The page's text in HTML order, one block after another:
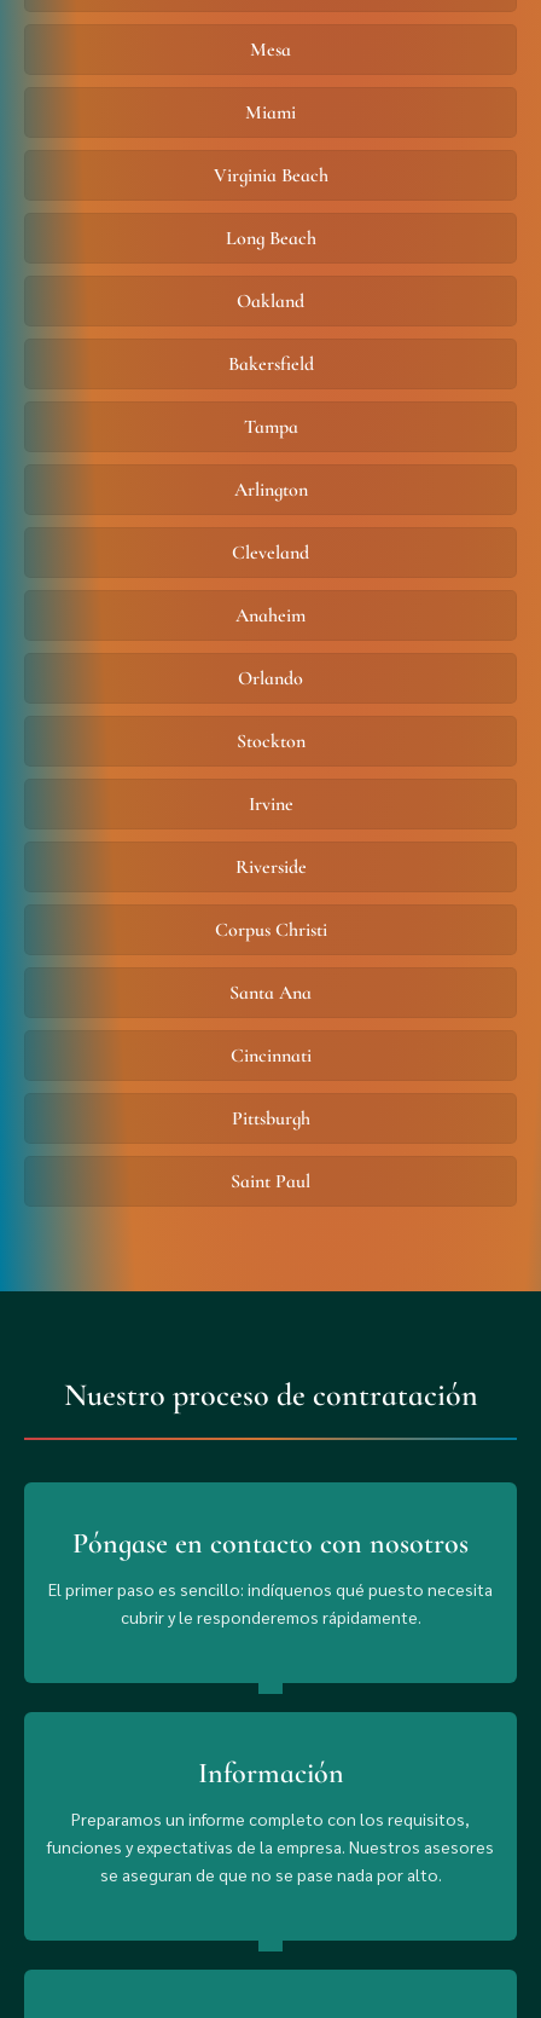
Mesa
Miami
Virginia Beach
Long Beach
Oakland
Bakersfield
Tampa
Arlington
Cleveland
Anaheim
Orlando
Stockton
Irvine
Riverside
Corpus Christi
Santa Ana
Cincinnati
Pittsburgh
Saint Paul
Nuestro proceso de contratación
Póngase en contacto con nosotros
El primer paso es sencillo: indíquenos qué puesto necesita
cubrir y le responderemos rápidamente.
Información
Preparamos un informe completo con los requisitos,
funciones y expectativas de la empresa. Nuestros asesores
se aseguran de que no se pase nada por alto.